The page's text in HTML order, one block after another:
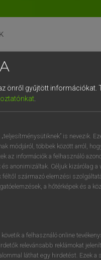
szótár
önről gyűjtött információkat.
.
is nevezik.
módjáról, többek között arról,
az információk a felhasználó
anonimizáltak. Céljuk kizárólag
féltől származó elemzési
a hőtérképek és a
a felhasználó online
relevánsabb reklámokat
láthat egy hirdetést. Ezek
ES IT NL
3 4 5 6
e r t z
d f g h j
x c v b